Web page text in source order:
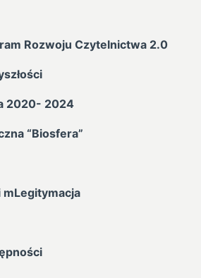
Rozwoju Czytelnictwa 2.0
2020- 2024
“Biosfera”
mLegitymacja